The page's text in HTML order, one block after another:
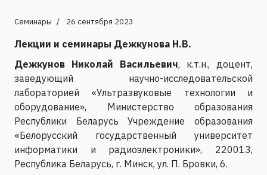
Семинары 26 сентября 2023
Лекции и семинары Дежкунова Н.В.
Дежкунов Николай Васильевич, к.т.н., доцент,
заведующий научно-исследовательской
лабораторией «Ультразвуковые технологии и
оборудование», Министерство образования
Республики Беларусь Учреждение образования
«Белорусский государственный университет
информатики и радиоэлектроники», 220013,
Республика Беларусь, г. Минск, ул. П. Бровки, 6.